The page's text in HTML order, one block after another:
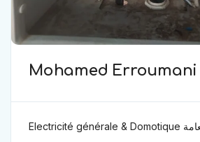
Mohamed Erroumani
Electricité générale & Domotique الكهرباء العامة